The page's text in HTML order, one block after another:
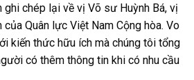
chép lại về vị Võ sư Huỳnh Bá, vị
Quân lực Việt Nam Cộng hòa. Vo
kiến thức hữu ích mà chúng tôi tổng
có thêm thông tin khi có nhu cầu